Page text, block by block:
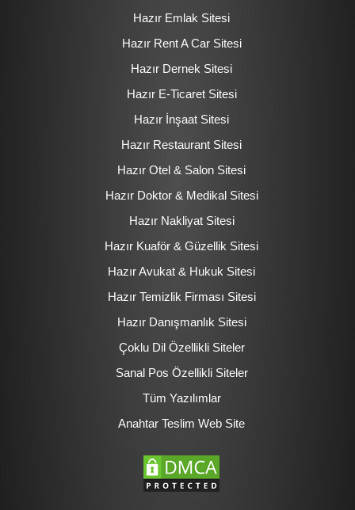
Hazır Emlak Sitesi
Hazır Rent A Car Sitesi
Hazır Dernek Sitesi
Hazır E-Ticaret Sitesi
Hazır İnşaat Sitesi
Hazır Restaurant Sitesi
Hazır Otel & Salon Sitesi
Hazır Doktor & Medikal Sitesi
Hazır Nakliyat Sitesi
Hazır Kuaför & Güzellik Sitesi
Hazır Avukat & Hukuk Sitesi
Hazır Temizlik Firması Sitesi
Hazır Danışmanlık Sitesi
Çoklu Dil Özellikli Siteler
Sanal Pos Özellikli Siteler
Tüm Yazılımlar
Anahtar Teslim Web Site